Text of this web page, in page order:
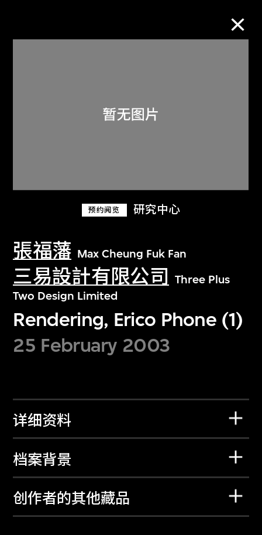
预约阅览 研究中心
張福藩 Max Cheung Fuk Fan
三易設計有限公司
Three Plus
Two Design Limited
Rendering, Erico Phone (1)
25 February 2003
详细资料
档案背景
创作者的其他藏品
关于M+藏品
探索世界顶级的二十及二十一世纪视觉
文化藏品。